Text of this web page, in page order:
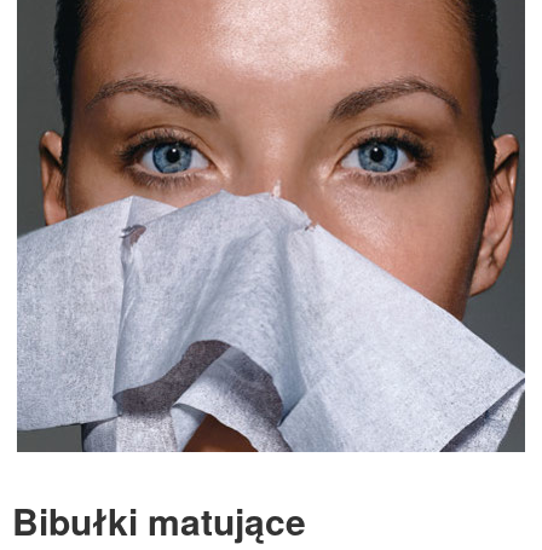
Bibułki matujące